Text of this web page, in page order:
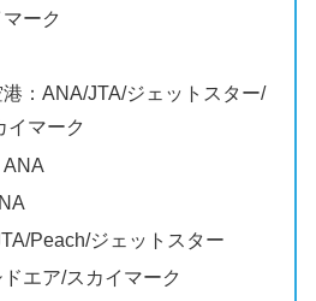
ーク
：ANA/JTA/ジェットスター/
イマーク
Peach/ジェットスター
エア/スカイマーク